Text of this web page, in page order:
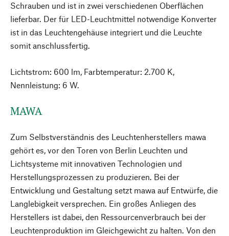
Schrauben und ist in zwei verschiedenen Oberflächen
lieferbar. Der für LED-Leuchtmittel notwendige Konverter
ist in das Leuchtengehäuse integriert und die Leuchte
somit anschlussfertig.
Lichtstrom: 600 lm, Farbtemperatur: 2.700 K,
Nennleistung: 6 W.
MAWA
Zum Selbstverständnis des Leuchtenherstellers mawa
gehört es, vor den Toren von Berlin Leuchten und
Lichtsysteme mit innovativen Technologien und
Herstellungsprozessen zu produzieren. Bei der
Entwicklung und Gestaltung setzt mawa auf Entwürfe, die
Langlebigkeit versprechen. Ein großes Anliegen des
Herstellers ist dabei, den Ressourcenverbrauch bei der
Leuchtenproduktion im Gleichgewicht zu halten. Von den